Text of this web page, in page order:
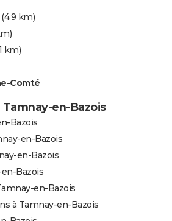
(4.9 km)
km)
Comté
Tamnay-en-Bazois
Bazois
en-Bazois
en-Bazois
Bazois
en-Bazois
à Tamnay-en-Bazois